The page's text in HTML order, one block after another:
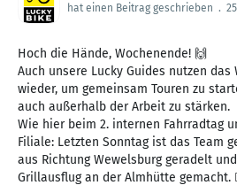
hat einen Beitrag geschrieben .
Hoch die Hände, Wochenende! 🙌
Auch unsere Lucky Guides nutzen das
wieder, um gemeinsam Touren zu
auch außerhalb der Arbeit zu stärken.
Wie hier beim 2. internen Fahrradtag
Filiale: Letzten Sonntag ist das Team
aus Richtung Wewelsburg geradelt
Grillausflug an der Almhütte gemacht.